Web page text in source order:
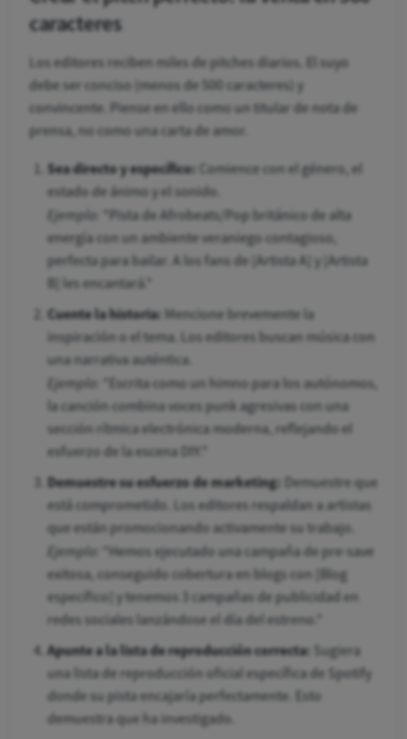
caracteres
Los editores reciben miles de pitches diarios. El suyo
debe ser conciso (menos de 500 caracteres) y
convincente. Piense en ello como un titular de nota de
prensa, no como una carta de amor.
Sea directo y específico: Comience con el género, el
estado de ánimo y el sonido.
Ejemplo:
"Pista de Afrobeats/Pop británico de alta
energía con un ambiente veraniego contagioso,
perfecta para bailar. A los fans de [Artista A] y [Artista
B] les encantará."
Cuente la historia: Mencione brevemente la
inspiración o el tema. Los editores buscan música con
una narrativa auténtica.
Ejemplo:
"Escrita como un himno para los autónomos,
la canción combina voces punk agresivas con una
sección rítmica electrónica moderna, reflejando el
esfuerzo de la escena DIY."
Demuestre su esfuerzo de marketing:
Demuestre que
está comprometido. Los editores respaldan a artistas
que están promocionando activamente su trabajo.
Ejemplo:
"Hemos ejecutado una campaña de pre-save
exitosa, conseguido cobertura en blogs con [Blog
específico] y tenemos 3 campañas de publicidad en
redes sociales lanzándose el día del estreno."
Apunte a la lista de reproducción correcta: Sugiera
una lista de reproducción oficial específica de Spotify
donde su pista encajaría perfectamente. Esto
demuestra que ha investigado.